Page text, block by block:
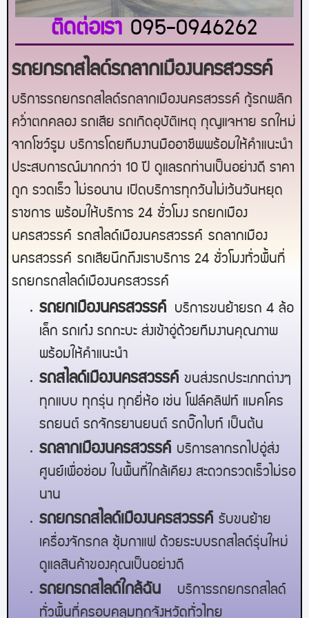
ติดต่อเรา 095-0946262
รถยกรถสไลด์รถลากเมืองนครสวรรค์
บริการรถยกรถสไลด์รถลากเมืองนครสวรรค์ กู้รถพลิก
คว่ำตกคลอง รถเสีย รถเกิดอุบัติเหตุ กุญแจหาย รถใหม่
จากโชว์รูม บริการโดยทีมงานมืออาชีพพร้อมให้คำแนะนำ
ประสบการณ์มากกว่า 10 ปี ดูแลรถท่านเป็นอย่างดี ราคา
ถูก รวดเร็ว ไม่รอนาน เปิดบริการทุกวันไม่เว้นวันหยุด
ราชการ พร้อมให้บริการ 24 ชั่วโมง รถยกเมือง
นครสวรรค์ รถสไลด์เมืองนครสวรรค์ รถลากเมือง
นครสวรรค์ รถเสียนึกถึงเราบริการ 24 ชั่วโมงทั่วพื้นที่
รถยกรถสไลด์เมืองนครสวรรค์
รถยกเมืองนครสวรรค์
บริการขนย้ายรถ 4 ล้อ
เล็ก รถเก๋ง รถกะบะ ส่งเข้าอู่ด้วยทีมงานคุณภาพ
พร้อมให้คำแนะนำ
รถสไลด์ เมืองนครสวรรค์ ขนส่งรถประเภทต่างๆ
ทุกแบบ ทุกรุ่น ทุกยี่ห้อ เช่น โฟล์คลิฟท์ แมคโคร
รถยนต์ รถจักรยานยนต์ รถบิ๊กไบท์ เป็นต้น
รถลาก เมืองนครสวรรค์ บริการลากรถไปอู่ส่ง
ศูนย์เพื่อซ่อม ในพื้นที่ใกล้เคียง สะดวกรวดเร็วไม่รอ
นาน
รถยกรถสไลด์ เมืองนครสวรรค์ รับขนย้าย
เครื่องจักรกล ซุ้มกาแฟ ด้วยระบบรถสไลด์รุ่นใหม่
ดูแลสินค้าของคุณเป็นอย่างดี
รถยกรถสไลด์ใกล้ฉัน
บริการรถยกรถสไลด์
ทั่วพื้นที่ครอบคลุมทุกจังหวัดทั่วไทย